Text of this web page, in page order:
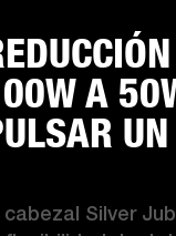
A
cabezal Silver